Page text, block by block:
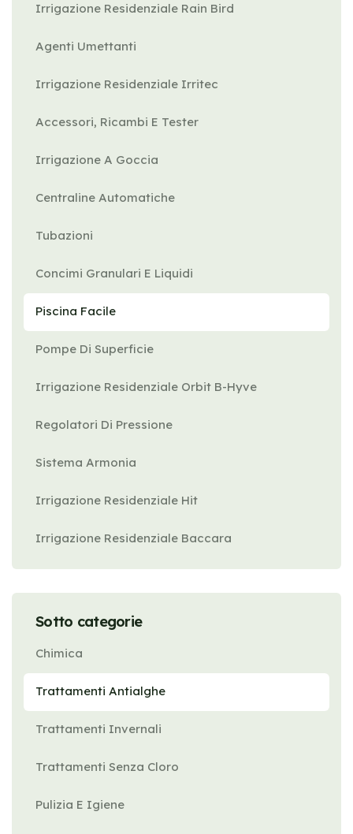
Irrigazione Residenziale Rain Bird
Agenti Umettanti
Irrigazione Residenziale Irritec
Accessori, Ricambi E Tester
Irrigazione A Goccia
Centraline Automatiche
Tubazioni
Concimi Granulari E Liquidi
Piscina Facile
Pompe Di Superficie
Irrigazione Residenziale Orbit B-Hyve
Regolatori Di Pressione
Sistema Armonia
Irrigazione Residenziale Hit
Irrigazione Residenziale Baccara
Sotto categorie
Chimica
Trattamenti Antialghe
Trattamenti Invernali
Trattamenti Senza Cloro
Pulizia E Igiene